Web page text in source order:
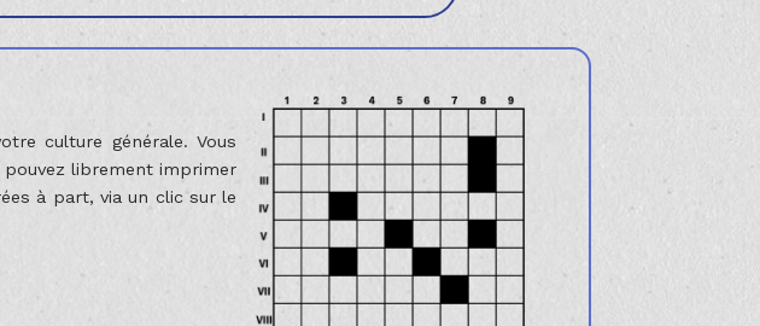
culture générale. Vous
pouvez librement imprimer
à part, via un clic sur le